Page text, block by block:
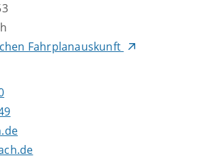
Fahrplanauskunft